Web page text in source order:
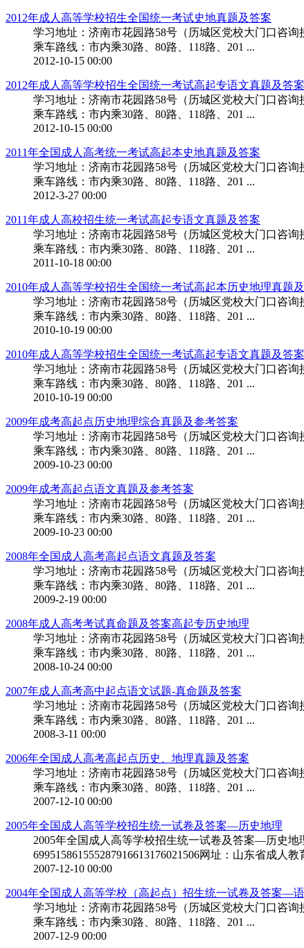
2012年成人高等学校招生全国统一考试史地真题及答案
学习地址：济南市花园路58号（历城区党校大门口咨询
乘车路线：市内乘30路、80路、118路、201 ...
2012-10-15 00:00
2012年成人高等学校招生全国统一考试高起专语文真题及答案
学习地址：济南市花园路58号（历城区党校大门口咨询
乘车路线：市内乘30路、80路、118路、201 ...
2012-10-15 00:00
2011年全国成人高考统一考试高起本史地真题及答案
学习地址：济南市花园路58号（历城区党校大门口咨询
乘车路线：市内乘30路、80路、118路、201 ...
2012-3-27 00:00
2011年成人高校招生统一考试高起专语文真题及答案
学习地址：济南市花园路58号（历城区党校大门口咨询
乘车路线：市内乘30路、80路、118路、201 ...
2011-10-18 00:00
2010年成人高等学校招生全国统一考试高起本历史地理真题
学习地址：济南市花园路58号（历城区党校大门口咨询
乘车路线：市内乘30路、80路、118路、201 ...
2010-10-19 00:00
2010年成人高等学校招生全国统一考试高起专语文真题及答案
学习地址：济南市花园路58号（历城区党校大门口咨询
乘车路线：市内乘30路、80路、118路、201 ...
2010-10-19 00:00
2009年成考高起点历史地理综合真题及参考答案
学习地址：济南市花园路58号（历城区党校大门口咨询
乘车路线：市内乘30路、80路、118路、201 ...
2009-10-23 00:00
2009年成考高起点语文真题及参考答案
学习地址：济南市花园路58号（历城区党校大门口咨询
乘车路线：市内乘30路、80路、118路、201 ...
2009-10-23 00:00
2008年全国成人高考高起点语文真题及答案
学习地址：济南市花园路58号（历城区党校大门口咨询
乘车路线：市内乘30路、80路、118路、201 ...
2009-2-19 00:00
2008年成人高考考试真命题及答案高起专历史地理
学习地址：济南市花园路58号（历城区党校大门口咨询
乘车路线：市内乘30路、80路、118路、201 ...
2008-10-24 00:00
2007年成人高考高中起点语文试题-真命题及答案
学习地址：济南市花园路58号（历城区党校大门口咨询
乘车路线：市内乘30路、80路、118路、201 ...
2008-3-11 00:00
2006年全国成人高考高起点历史、地理真题及答案
学习地址：济南市花园路58号（历城区党校大门口咨询
乘车路线：市内乘30路、80路、118路、201 ...
2007-12-10 00:00
2005年全国成人高等学校招生统一试卷及答案—历史地理
2005年全国成人高等学校招生统一试卷及答案—历史地
699515861555287916613176021506网址：山东省成人
2007-12-10 00:00
2004年全国成人高等学校（高起点）招生统一试卷及答案—
学习地址：济南市花园路58号（历城区党校大门口咨询
乘车路线：市内乘30路、80路、118路、201 ...
2007-12-9 00:00